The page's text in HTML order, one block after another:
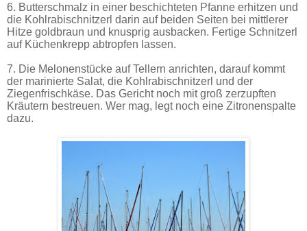
6. Butterschmalz in einer beschichteten Pfanne erhitzen und
die Kohlrabischnitzerl darin auf beiden Seiten bei mittlerer
Hitze goldbraun und knusprig ausbacken. Fertige Schnitzerl
auf Küchenkrepp abtropfen lassen.
7. Die Melonenstücke auf Tellern anrichten, darauf kommt
der marinierte Salat, die Kohlrabischnitzerl und der
Ziegenfrischkäse. Das Gericht noch mit groß zerzupften
Kräutern bestreuen. Wer mag, legt noch eine Zitronenspalte
dazu.